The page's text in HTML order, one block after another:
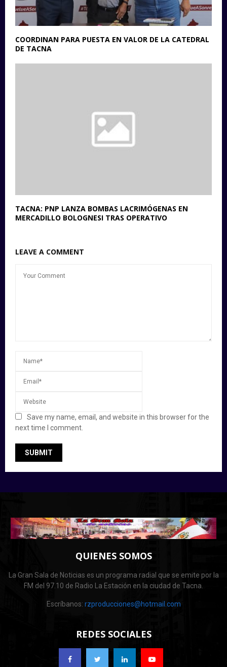
COORDINAN PARA PUESTA EN VALOR DE LA CATEDRAL
DE TACNA
TACNA: PNP LANZA BOMBAS LACRIMÓGENAS EN
MERCADILLO BOLOGNESI TRAS OPERATIVO
LEAVE A COMMENT
Save my name, email, and website in this browser for the
next time I comment.
QUIENES SOMOS
La Gran Sala de Noticias es un programa radial que se emite por la
FM del 97.10 de Radio La Estación en la ciudad de Tacna.
Escríbanos: rzproducciones@hotmail.com
REDES SOCIALES